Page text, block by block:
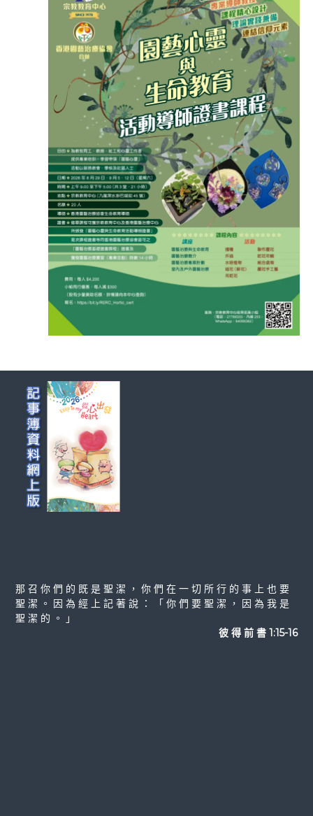
那 召 你 們 的 既 是 聖 潔 ， 你 們 在 一 切 所 行 的 事 上 也 要
聖 潔 。 因 為 經 上 記 著 說 ： 「 你 們 要 聖 潔 ， 因 為 我 是
聖 潔 的 。 」
彼 得 前 書 1:15-16